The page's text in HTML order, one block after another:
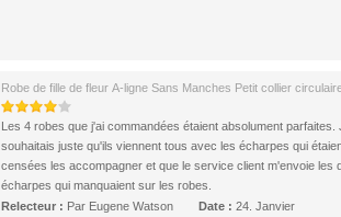
Robe de fille de fleur A-ligne Sans Manches Petit collier
Les 4 robes que j'ai commandées étaient absolument parfaites.
souhaitais juste qu'ils viennent tous avec les écharpes qui
censées les accompagner et que le service client m'envoie les
écharpes qui manquaient sur les robes.
Relecteur : Par Eugene Watson Date : 24. Janvier